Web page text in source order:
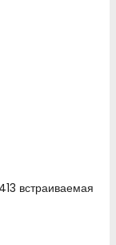
встраиваемая